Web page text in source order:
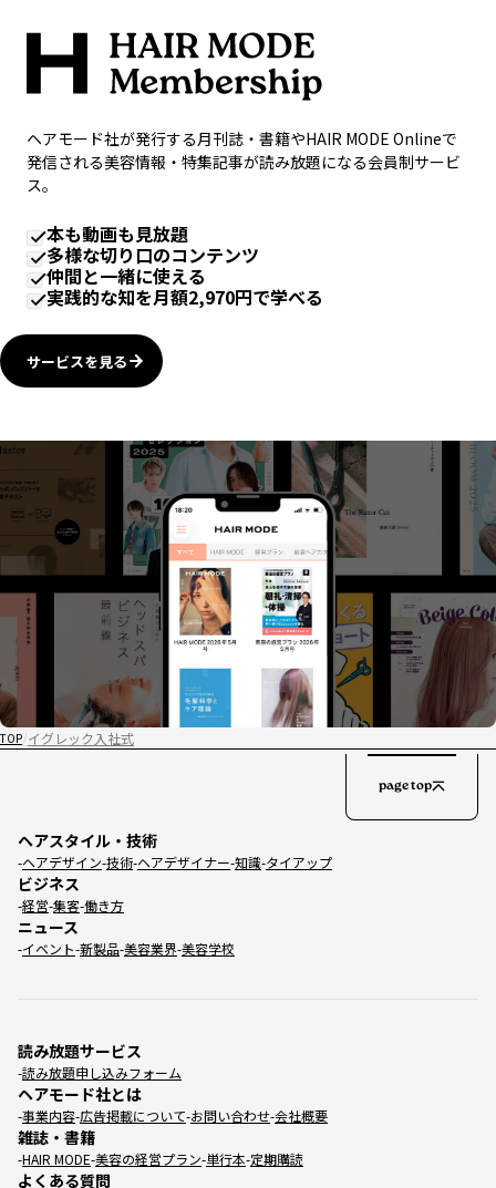
ヘアモード社が発行する月刊誌・書籍やHAIR MODE Onlineで
発信される美容情報・特集記事が読み放題になる会員制サービ
ス。
本も動画も見放題
多様な切り口のコンテンツ
仲間と一緒に使える
実践的な知を月額2,970円で学べる
サービスを見る
TOP イグレック入社式
ヘアスタイル・技術
ヘアデザイン 技術 ヘアデザイナー 知識 タイアップ
ビジネス
経営 集客 働き方
ニュース
イベント 新製品 美容業界 美容学校
読み放題サービス
読み放題申し込みフォーム
ヘアモード社とは
事業内容 広告掲載について お問い合わせ 会社概要
雑誌・書籍
HAIR MODE 美容の経営プラン 単行本 定期購読
よくある質問
page top